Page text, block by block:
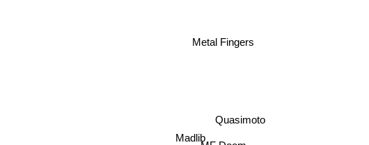
Metal Fingers
Quasimoto
Madlib